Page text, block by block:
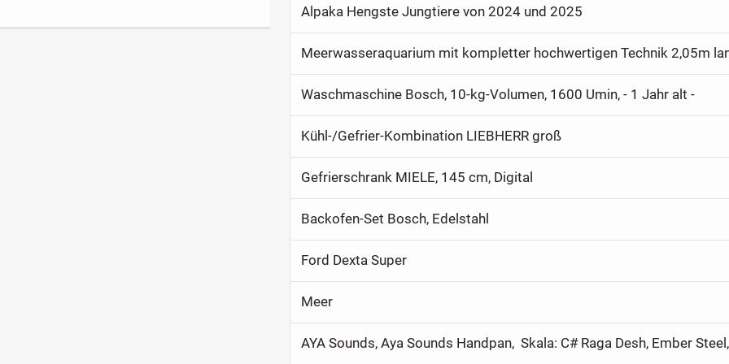
Alpaka Hengste Jungtiere von 2024 und 2025
Meerwasseraquarium mit kompletter hochwertigen Technik 2,05m
Waschmaschine Bosch, 10-kg-Volumen, 1600 Umin, - 1 Jahr alt -
Kühl-/Gefrier-Kombination LIEBHERR groß
Gefrierschrank MIELE, 145 cm, Digital
Backofen-Set Bosch, Edelstahl
Ford Dexta Super
Meer